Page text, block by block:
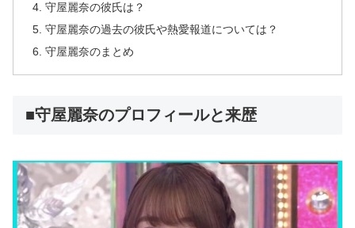
守屋麗奈の彼氏は？
守屋麗奈の過去の彼氏や熱愛報道については？
守屋麗奈のまとめ
■守屋麗奈のプロフィールと来歴